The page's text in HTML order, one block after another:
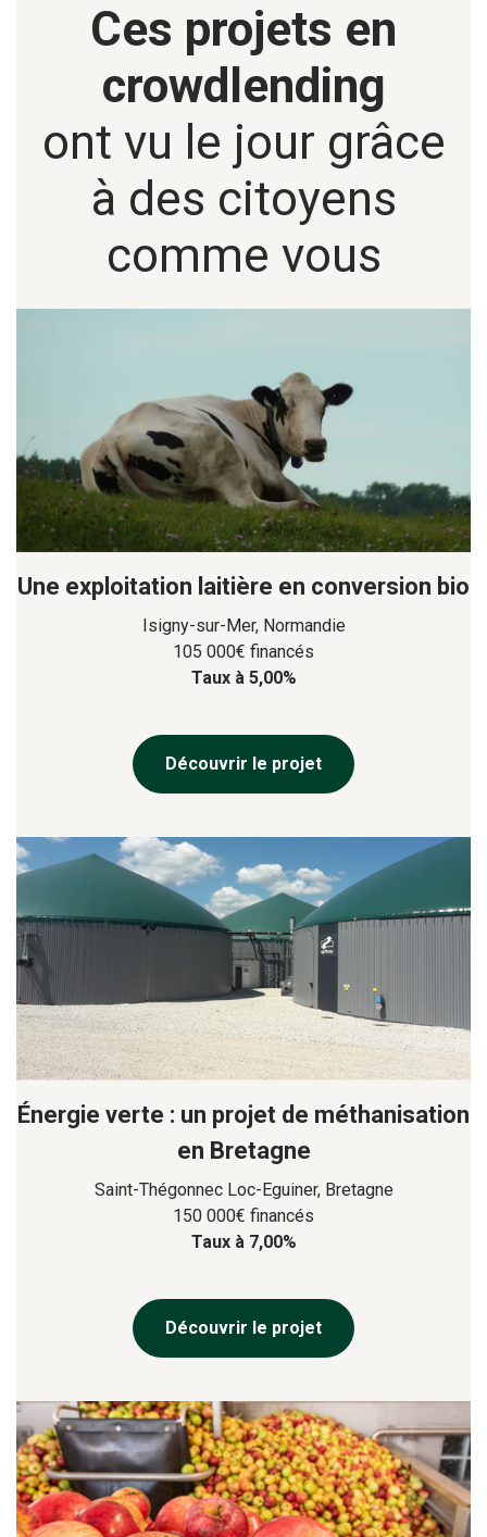
Ces projets en
crowdlending
ont vu le jour grâce
à des citoyens
comme vous
Une exploitation laitière en conversion bio
Isigny-sur-Mer, Normandie
105 000€ financés
Taux à 5,00%
Découvrir le projet
Énergie verte : un projet de méthanisation
en Bretagne
Saint-Thégonnec Loc-Eguiner, Bretagne
150 000€ financés
Taux à 7,00%
Découvrir le projet